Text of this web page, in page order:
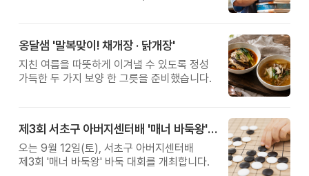
옹달샘 '말복맞이! 채개장 · 닭개장'
지친 여름을 따뜻하게 이겨낼 수 있도록 정성
가득한 두 가지 보양 한 그릇을 준비했습니다.
제3회 서초구 아버지센터배 '매너 바둑왕' 대회
오는 9월 12일(토), 서초구 아버지센터배
제3회 '매너 바둑왕' 바둑 대회를 개최합니다.